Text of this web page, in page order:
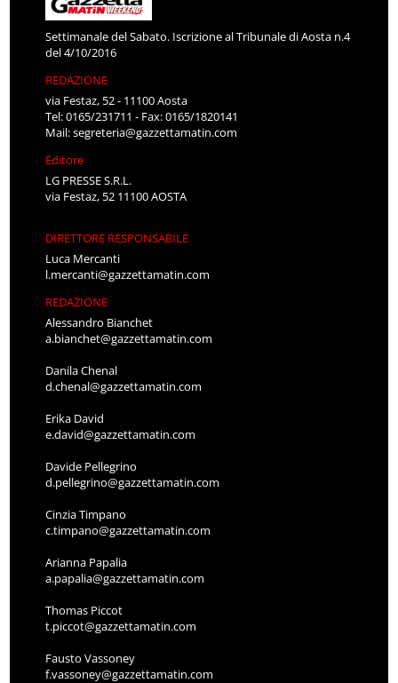
Settimanale del Sabato. Iscrizione al Tribunale di Aosta n.4
del 4/10/2016
REDAZIONE
via Festaz, 52 - 11100 Aosta
Tel: 0165/231711 - Fax: 0165/1820141
Mail:segreteria@gazzettamatin.com
Editore
LG PRESSE S.R.L.
via Festaz, 52 11100 AOSTA
DIRETTORE RESPONSABILE
Luca Mercanti
l.mercanti@gazzettamatin.com
REDAZIONE
Alessandro Bianchet
a.bianchet@gazzettamatin.com
Danila Chenal
d.chenal@gazzettamatin.com
Erika David
e.david@gazzettamatin.com
Davide Pellegrino
d.pellegrino@gazzettamatin.com
Cinzia Timpano
c.timpano@gazzettamatin.com
Arianna Papalia
a.papalia@gazzettamatin.com
Thomas Piccot
t.piccot@gazzettamatin.com
Fausto Vassoney
f.vassoney@gazzettamatin.com